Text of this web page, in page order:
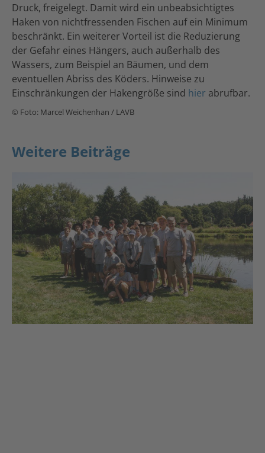
Druck, freigelegt. Damit wird ein unbeabsichtigtes
Haken von nichtfressenden Fischen auf ein Minimum
beschränkt. Ein weiterer Vorteil ist die Reduzierung
der Gefahr eines Hängers, auch außerhalb des
Wassers, zum Beispiel an Bäumen, und dem
eventuellen Abriss des Köders. Hinweise zu
Einschränkungen der Hakengröße sind hier abrufbar.
© Foto: Marcel Weichenhan / LAVB
Weitere Beiträge